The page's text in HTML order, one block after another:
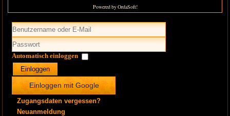
Powered by OrdaSoft!
Automatisch einloggen
Einloggen
Einloggen mit Google
Zugangsdaten vergessen?
Neuanmeldung